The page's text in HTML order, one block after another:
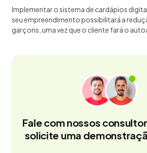
Implementar o sistema de cardápios
seu empreendimento possibilitará a
garçons, uma vez que o cliente fará o
Fale com nossos
solicite uma